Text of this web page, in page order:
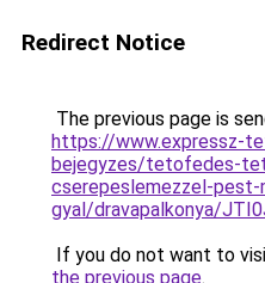
Redirect Notice
The previous page is
https://www.expressz-
bejegyzes/tetofedes-
cserepeslemezzel-pest-
gyal/dravapalkonya/
If you do not want to
the previous page.